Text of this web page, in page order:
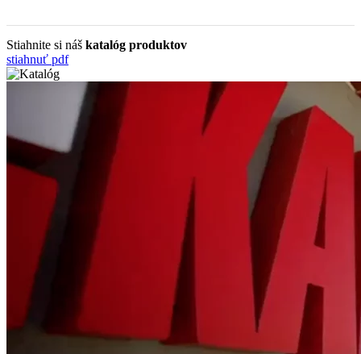
(s
Stiahnite si náš katalóg produktov
stiahnuť pdf